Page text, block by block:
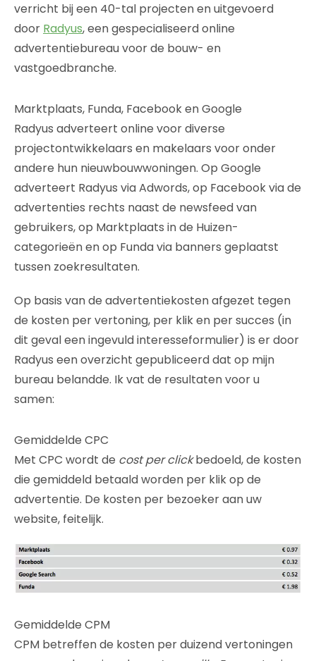
verricht bij een 40-tal projecten en uitgevoerd
door Radyus, een gespecialiseerd online
advertentiebureau voor de bouw- en
vastgoedbranche.
Marktplaats, Funda, Facebook en Google
Radyus adverteert online voor diverse
projectontwikkelaars en makelaars voor onder
andere hun nieuwbouwwoningen. Op Google
adverteert Radyus via Adwords, op Facebook via de
advertenties rechts naast de newsfeed van
gebruikers, op Marktplaats in de Huizen-
categorieën en op Funda via banners geplaatst
tussen zoekresultaten.
Op basis van de advertentiekosten afgezet tegen
de kosten per vertoning, per klik en per succes (in
dit geval een ingevuld interesseformulier) is er door
Radyus een overzicht gepubliceerd dat op mijn
bureau belandde. Ik vat de resultaten voor u
samen:
Gemiddelde CPC
Met CPC wordt de cost per clickbedoeld, de kosten
die gemiddeld betaald worden per klik op de
advertentie. De kosten per bezoeker aan uw
website, feitelijk.
Gemiddelde CPM
CPM betreffen de kosten per duizend vertoningen